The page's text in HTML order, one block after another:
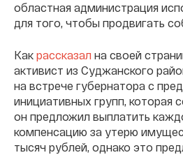
областная администрация
для того, чтобы продвигать
Как рассказал на своей
активист из Суджанского
на встрече губернатора с
инициативных групп, которая
он предложил выплатить
компенсацию за утерю
тысяч рублей, однако это